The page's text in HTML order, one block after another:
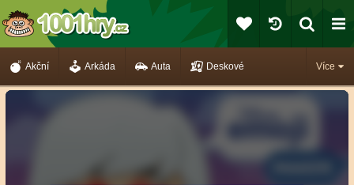
Více
Akční Arkáda Auta Deskové